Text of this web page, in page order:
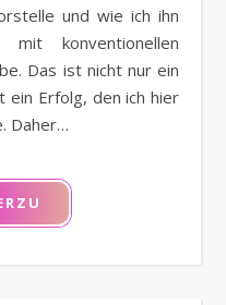
und wie ich ihn
konventionellen
Das ist nicht nur ein
ein Erfolg, den ich hier
Daher…